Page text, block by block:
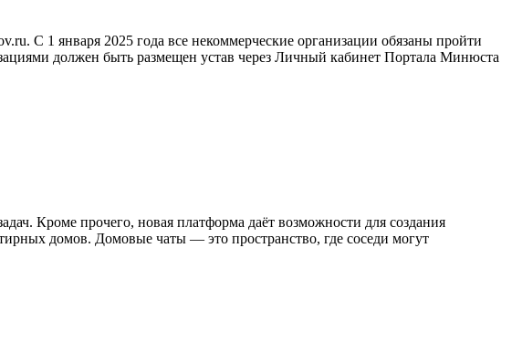
С 1 января 2025 года все некоммерческие организации обязаны пройти
должен быть размещен устав через Личный кабинет Портала Минюста
Кроме прочего, новая платформа даёт возможности для создания
домов. Домовые чаты — это пространство, где соседи могут